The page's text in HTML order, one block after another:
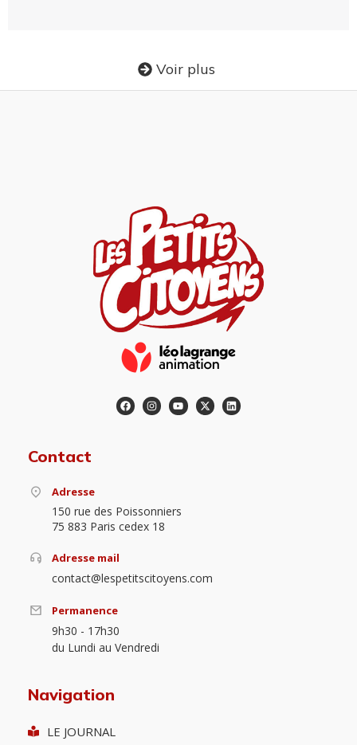
Voir plus
Contact
Adresse
150 rue des Poissonniers
75 883 Paris cedex 18
Adresse mail
contact@lespetitscitoyens.com
Permanence
9h30 - 17h30
du Lundi au Vendredi
Navigation
LE JOURNAL